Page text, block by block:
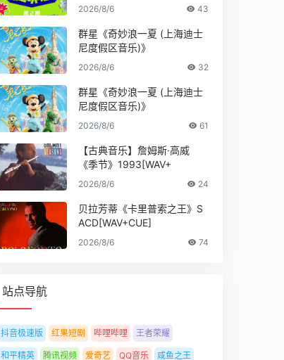
2026/8/6 43
群星《奇妙浪一夏 (上海迪士
尼度假区音乐)》
2026/8/6 32
群星《奇妙浪一夏 (上海迪士
尼度假区音乐)》
2026/8/6 61
【古典音乐】詹姆斯·高威
《季节》1993[WAV+
2026/8/6 24
贝拉芳蒂《卡里普索之王》S
ACD[WAV+CUE]
2026/8/6 74
站点导航
抖音极速版 红果短剧 哔哩哔哩 王者荣耀
和平精英 腾讯视频 爱奇艺 QQ音乐 咸鱼之王